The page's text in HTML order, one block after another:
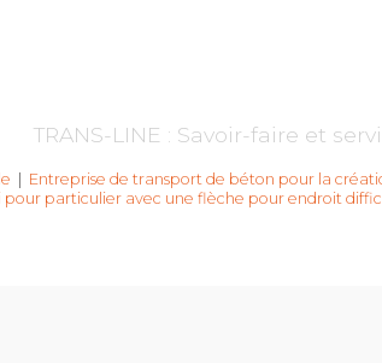
TRANS-LINE : Savoir-faire et
Entreprise de transport de béton pour la
pour particulier avec une flèche pour endroit